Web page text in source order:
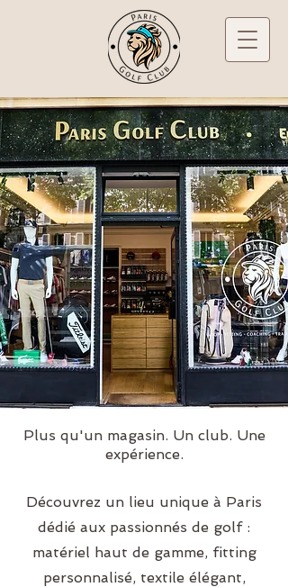
Plus qu'un magasin. Un club. Une
expérience.
Découvrez un lieu unique à Paris
dédié aux passionnés de golf :
matériel haut de gamme, fitting
personnalisé, textile élégant,